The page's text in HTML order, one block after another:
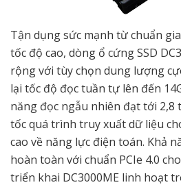
Tận dụng sức mạnh từ chuẩn
tốc độ cao, dòng ổ cứng SSD
rộng với tùy chọn dung lượng
lại tốc độ đọc tuần tự lên đến
năng đọc ngẫu nhiên đạt tới 2,8
tốc quá trình truy xuất dữ liệu
cao về năng lực điện toán. Khả
hoàn toàn với chuẩn PCIe 4.0
triển khai DC3000ME linh hoạt